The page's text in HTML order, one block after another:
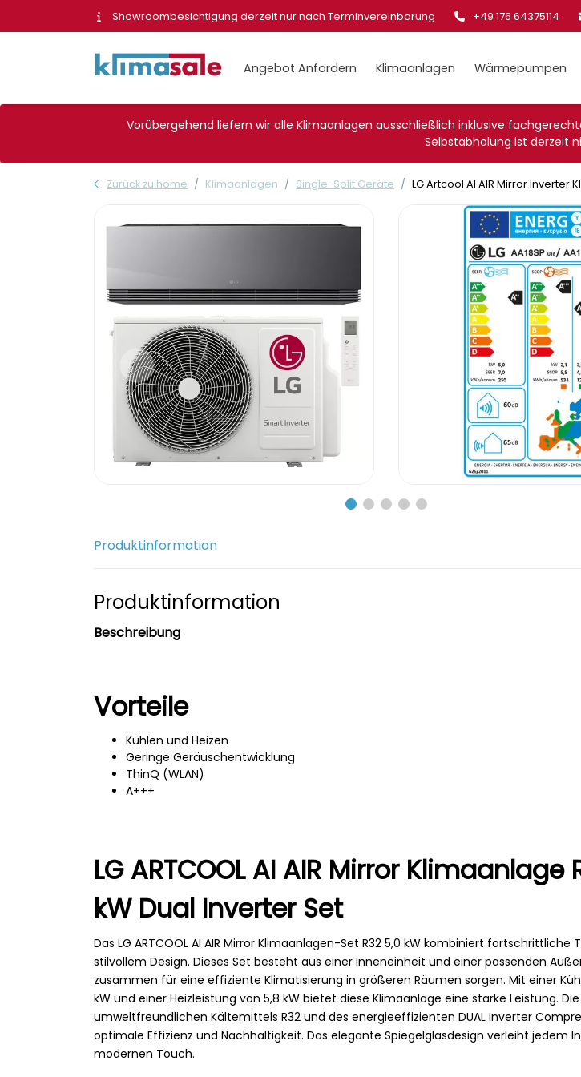
Showroombesichtigung derzeit nur nach Terminvereinbarung +49 176 64375114
Angebot Anfordern Klimaanlagen Wärmepumpen
Vorübergehend liefern wir alle Klimaanlagen ausschließlich inklusive
Selbstabholung ist derzeit
Zurück zu home Klimaanlagen Single-Split Geräte LG Artcool AI AIR Mirror Inverter
Produktinformation
Produktinformation
Beschreibung
Vorteile
Kühlen und Heizen
Geringe Geräuschentwicklung
ThinQ (WLAN)
A+++
LG ARTCOOL AI AIR Mirror Klimaanlage
kW Dual Inverter Set
Das LG ARTCOOL AI AIR Mirror Klimaanlagen-Set R32 5,0 kW kombiniert fortschrittliche
stilvollem Design. Dieses Set besteht aus einer Inneneinheit und einer passenden
zusammen für eine effiziente Klimatisierung in größeren Räumen sorgen. Mit einer
kW und einer Heizleistung von 5,8 kW bietet diese Klimaanlage eine starke Leistung.
umweltfreundlichen Kältemittels R32 und des energieeffizienten DUAL Inverter
optimale Effizienz und Nachhaltigkeit. Das elegante Spiegelglasdesign verleiht jedem
modernen Touch.